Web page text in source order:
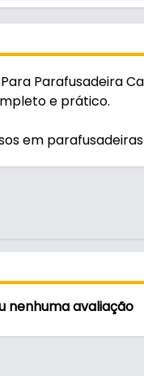
Parafusadeira
e prático.
em
1 peça
e furadeiras
nenhuma avaliação